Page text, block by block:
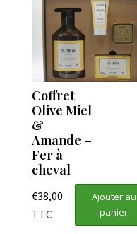
Coffret
Olive Miel
&
Amande –
Fer à
cheval
€38,00
TTC
Ajouter au
panier